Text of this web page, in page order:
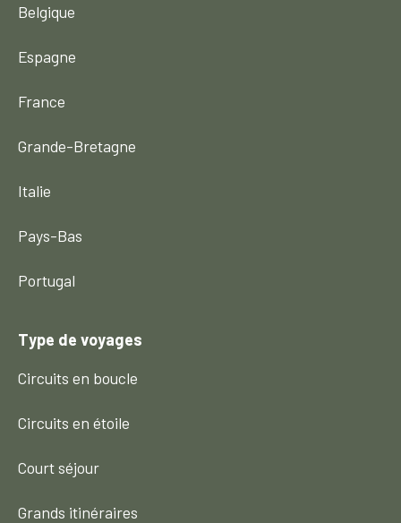
Belgique
Espagne
France
Grande-Bretagne
Italie
Pays-Bas
Portugal
Type de voyages
Circuits en boucle
Circuits en étoile
Court séjour
Grands itinéraires